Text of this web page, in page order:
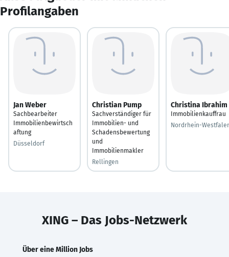
Profilangaben
Jan Weber
Sachbearbeiter
Immobilienbewirtsch
aftung
Düsseldorf
Christian Pump
Sachverständiger für
Immobilien- und
Schadensbewertung
und
Immobilienmakler
Rellingen
Christina Ibrahim
Immobilienkauffrau
Nordrhein-
XING – Das Jobs-Netzwerk
Über eine Million Jobs